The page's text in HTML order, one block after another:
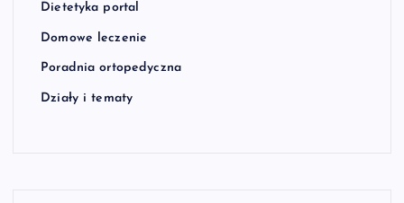
Dietetyka portal
Domowe leczenie
Poradnia ortopedyczna
Działy i tematy